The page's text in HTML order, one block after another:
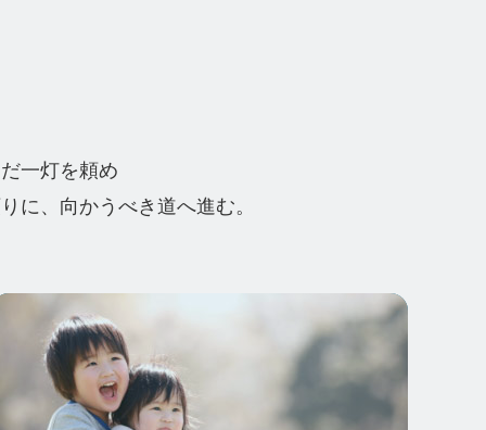
一灯を頼め
に、向かうべき道へ進む。